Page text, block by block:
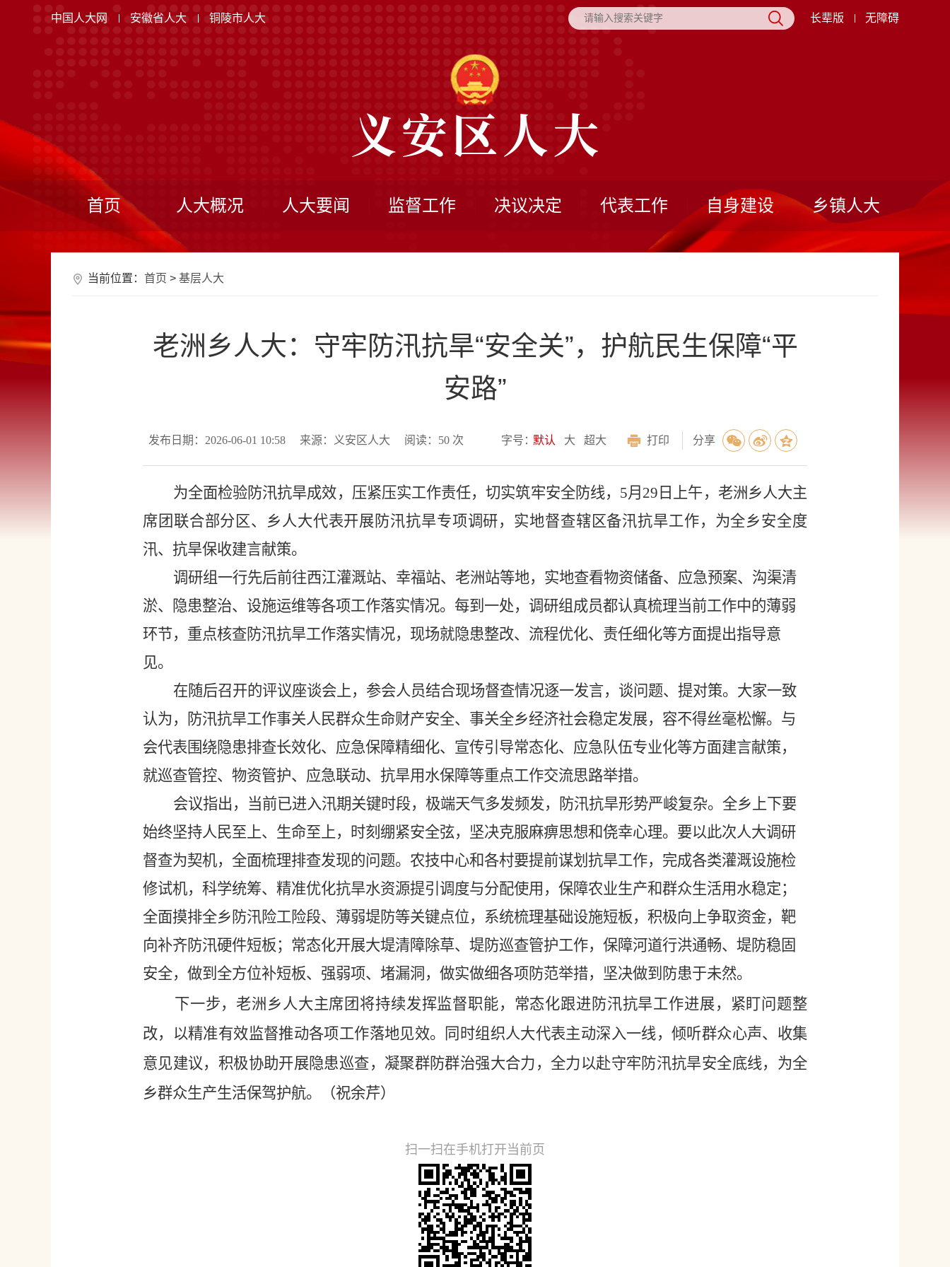
中国人大网 安徽省人大 铜陵市人大 长辈版 无障碍
首页 人大概况 人大要闻 监督工作 决议决定 代表工作 自身建设 乡镇人大
当前位置： 首页 > 基层人大
老洲乡人大：守牢防汛抗旱“安全关”，护航民生保障“平
安路”
发布日期：2026-06-01 10:58 来源：义安区人大 阅读： 50 次 字号：默认 大 超大 打印 分享
为全面检验防汛抗旱成效，压紧压实工作责任，切实筑牢安全防线， 5月29日上午，老洲乡人大主
席团联合部分区、乡人大代表开展防汛抗旱专项调研，实地督查辖区备汛抗旱工作，为全乡安全度
汛、抗旱保收建言献策。
调研组一行先后前往西江灌溉站、幸福站、老洲站等地，实地查看物资储备、应急预案、沟渠清
淤、隐患整治、设施运维等各项工作落实情况。每到一处，调研组成员都认真梳理当前工作中的薄弱
环节，重点核查防汛抗旱工作落实情况，现场就隐患整改、流程优化、责任细化等方面提出指导意
见。
在随后召开的评议座谈会上，参会人员结合现场督查情况逐一发言，谈问题、提对策。大家一致
认为，防汛抗旱工作事关人民群众生命财产安全、事关全乡经济社会稳定发展，容不得丝毫松懈。与
会代表围绕隐患排查长效化、应急保障精细化、宣传引导常态化、应急队伍专业化等方面建言献策，
就巡查管控、物资管护、应急联动、抗旱用水保障等重点工作交流思路举措。
会议指出，当前已进入汛期关键时段，极端天气多发频发，防汛抗旱形势严峻复杂。全乡上下要
始终坚持人民至上、生命至上，时刻绷紧安全弦，坚决克服麻痹思想和侥幸心理。要以此次人大调研
督查为契机，全面梳理排查发现的问题。农技中心和各村要提前谋划抗旱工作，完成各类灌溉设施检
修试机，科学统筹、精准优化抗旱水资源提引调度与分配使用，保障农业生产和群众生活用水稳定；
全面摸排全乡防汛险工险段、薄弱堤防等关键点位，系统梳理基础设施短板，积极向上争取资金，靶
向补齐防汛硬件短板；常态化开展大堤清障除草、堤防巡查管护工作，保障河道行洪通畅、堤防稳固
安全，做到全方位补短板、强弱项、堵漏洞，做实做细各项防范举措，坚决做到防患于未然。
下一步，老洲乡人大主席团将持续发挥监督职能，常态化跟进防汛抗旱工作进展，紧盯问题整
改，以精准有效监督推动各项工作落地见效。同时组织人大代表主动深入一线，倾听群众心声、收集
意见建议，积极协助开展隐患巡查，凝聚群防群治强大合力，全力以赴守牢防汛抗旱安全底线，为全
乡群众生产生活保驾护航。（祝余芹）
扫一扫在手机打开当前页